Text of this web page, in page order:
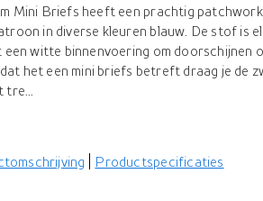
Mini Briefs heeft een prachtig
in diverse kleuren blauw. De stof is
een witte binnenvoering om doorschijnen
het een mini briefs betreft draag je de
Productspecificaties